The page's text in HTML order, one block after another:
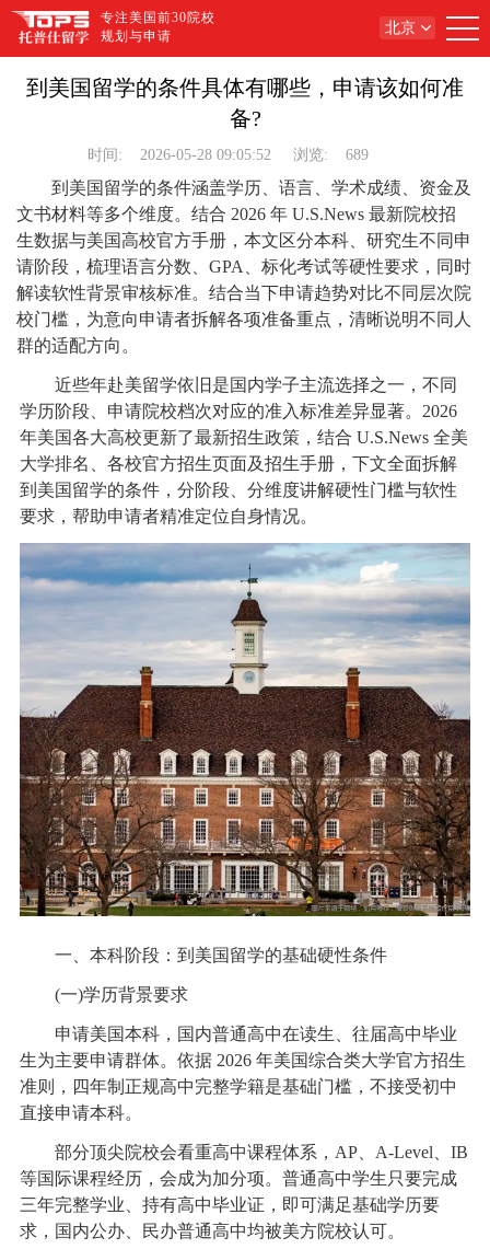
专注美国前30院校
规划与申请
北京
到美国留学的条件具体有哪些，申请该如何准
备?
时间: 2026-05-28 09:05:52 浏览: 689
到美国留学的条件涵盖学历、语言、学术成绩、资金及
文书材料等多个维度。结合 2026 年 U.S.News 最新院校招
生数据与美国高校官方手册，本文区分本科、研究生不同申
请阶段，梳理语言分数、GPA、标化考试等硬性要求，同时
解读软性背景审核标准。结合当下申请趋势对比不同层次院
校门槛，为意向申请者拆解各项准备重点，清晰说明不同人
群的适配方向。
近些年赴美留学依旧是国内学子主流选择之一，不同
学历阶段、申请院校档次对应的准入标准差异显著。2026
年美国各大高校更新了最新招生政策，结合 U.S.News 全美
大学排名、各校官方招生页面及招生手册，下文全面拆解
到美国留学的条件，分阶段、分维度讲解硬性门槛与软性
要求，帮助申请者精准定位自身情况。
一、本科阶段：到美国留学的基础硬性条件
(一)学历背景要求
申请美国本科，国内普通高中在读生、往届高中毕业
生为主要申请群体。依据 2026 年美国综合类大学官方招生
准则，四年制正规高中完整学籍是基础门槛，不接受初中
直接申请本科。
部分顶尖院校会看重高中课程体系，AP、A-Level、IB
等国际课程经历，会成为加分项。普通高中学生只要完成
三年完整学业、持有高中毕业证，即可满足基础学历要
求，国内公办、民办普通高中均被美方院校认可。